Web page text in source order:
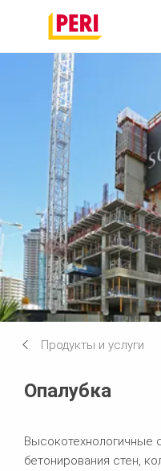
Продукты и услуги
Опалубка
Высокотехнологичные
бетонирования стен,